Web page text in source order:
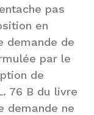
pas
en
demande de
par le
de
76 B du livre
demande ne